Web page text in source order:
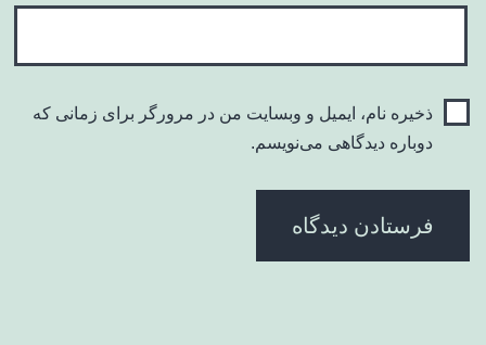
ذخیره نام، ایمیل و وبسایت من در مرورگر برای زمانی که
دوباره دیدگاهی می‌نویسم.